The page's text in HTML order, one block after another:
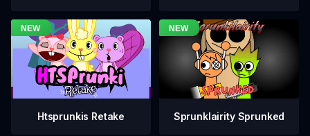
Htsprunkis Retake Sprunklairity Sprunked